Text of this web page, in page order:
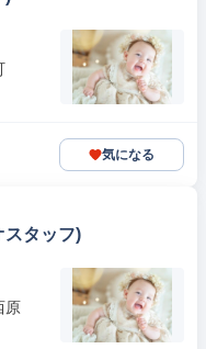
気になる
スタッフ)
原